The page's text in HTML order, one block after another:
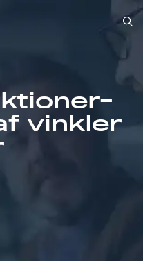
vinkler